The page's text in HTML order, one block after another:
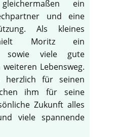
ein
und eine
Als kleines
Moritz ein
sowie viele gute
Lebensweg.
herzlich für seinen
ihm für seine
Zukunft alles
viele spannende